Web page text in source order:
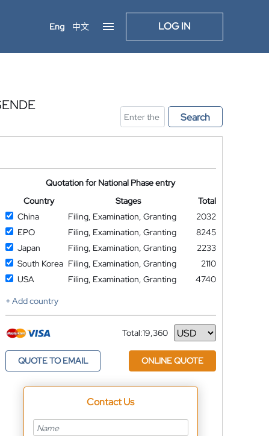
Eng 中文 LOG IN
Search
Quotation for National Phase entry
Country
Stages
Total
China
Filing, Examination, Granting
2032
EPO
Filing, Examination, Granting
8245
Japan
Filing, Examination, Granting
2233
South Korea Filing, Examination, Granting
2110
USA
Filing, Examination, Granting
4740
+ Add country
Total:19,360
Currency
QUOTE TO EMAIL ONLINE QUOTE
Contact Us